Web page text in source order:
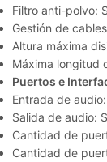
Filtro anti-polvo:
Gestión de
Altura máxima
Máxima longitud
Puertos e
Entrada de
Salida de audio:
Cantidad de
Cantidad de